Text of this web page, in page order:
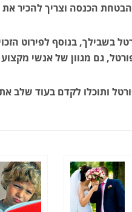
הכנסה וצריך להכיר את
בשבילך, בנוסף לפירוט
גם מגוון של אנשי
ותוכלו לקדם בעוד